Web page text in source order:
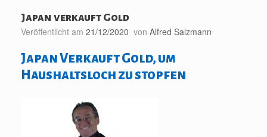
Japan verkauft Gold
Veröffentlicht am 21/12/2020 von Alfred Salzmann
Japan Verkauft Gold, um
Haushaltsloch zu stopfen